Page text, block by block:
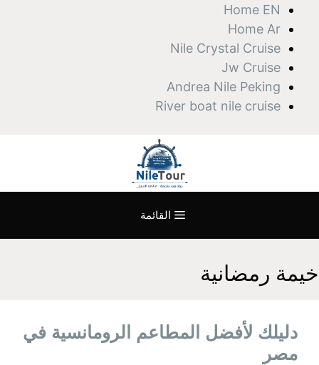
انتقل
المحتوى
Home EN
Home Ar
Nile Crystal Cruise
Jw Cruise
Andrea Nile Peking
River boat nile cruise
القائمة
خيمة رمضانية
دليلك لأفضل المطاعم الرومانسية في
مصر